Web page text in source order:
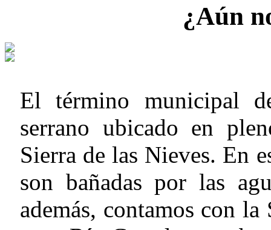
¿Aún
El término municipal
serrano ubicado en
Sierra de las Nieves. En
son bañadas por las
además, contamos con